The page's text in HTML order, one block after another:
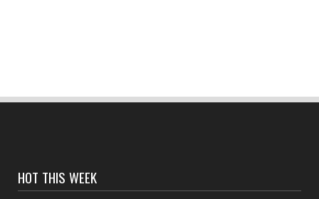
হলদিয়া পুরসভার ওয়ার্ড পুনর্বিন্যাসের পরামর্শ মুখ্যমন্ত্রীর,
সংবাদপত্রের ধার্যকৃত সোনা ও রূপার গহনা দর:
August 07, 2026
HOT THIS WEEK